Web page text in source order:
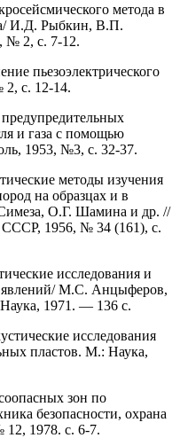
метода в
И.Д. Рыбкин, В.П.
№ 2, с. 7-12.
пьезоэлектрического
с. 12-14.
и газа с помощью
1953, №3, с. 32-37.
методы изучения
на образцах и в
О.Г. Шамина и др. //
СССР, 1956, № 34 (161), с.
исследования и
явлений/ М.С. Анцыферов,
1971. — 136 с.
исследования
пластов. М.: Наука,
зон по
безопасности, охрана
12, 1978. с. 6-7.